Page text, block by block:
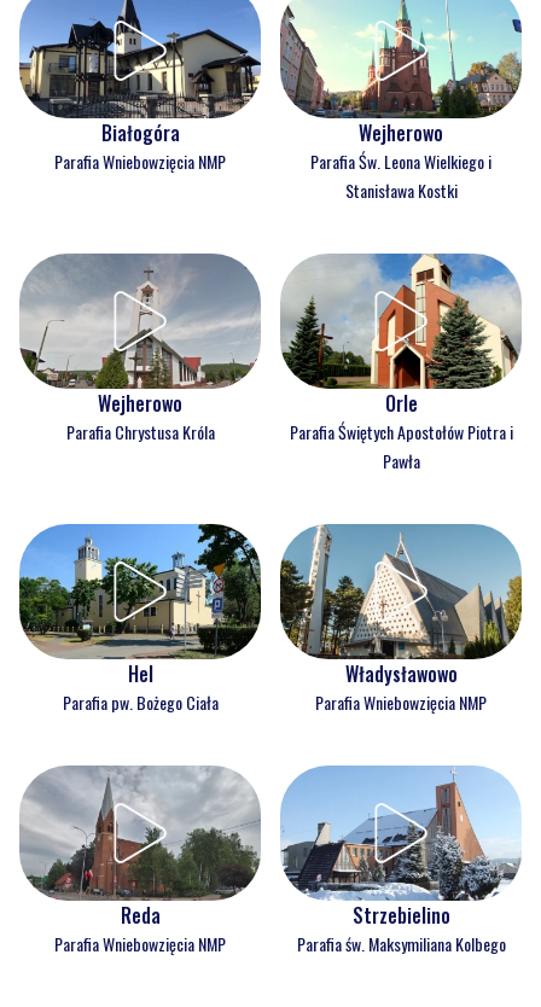
Białogóra
Parafia Wniebowzięcia NMP
Wejherowo
Parafia Św. Leona Wielkiego i
Stanisława Kostki
Wejherowo
Parafia Chrystusa Króla
Orle
Parafia Świętych Apostołów Piotra i
Pawła
Hel
Parafia pw. Bożego Ciała
Władysławowo
Parafia Wniebowzięcia NMP
Reda
Parafia Wniebowzięcia NMP
Strzebielino
Parafia św. Maksymiliana Kolbego